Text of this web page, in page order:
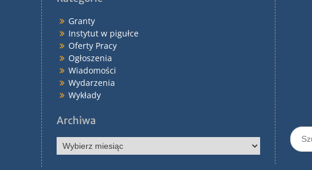
Granty
Instytut w pigułce
Oferty Pracy
Ogłoszenia
Wiadomości
Wydarzenia
Wykłady
Archiwa
Archiwa
Search
for: